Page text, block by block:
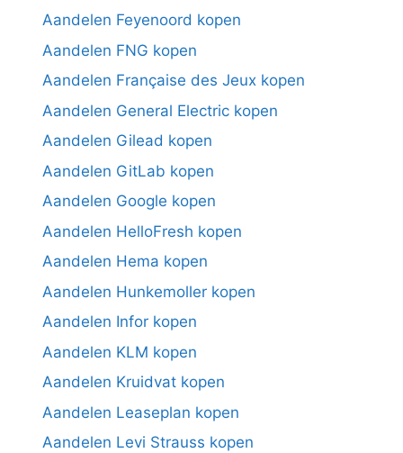
Aandelen Feyenoord kopen
Aandelen FNG kopen
Aandelen Française des Jeux kopen
Aandelen General Electric kopen
Aandelen Gilead kopen
Aandelen GitLab kopen
Aandelen Google kopen
Aandelen HelloFresh kopen
Aandelen Hema kopen
Aandelen Hunkemoller kopen
Aandelen Infor kopen
Aandelen KLM kopen
Aandelen Kruidvat kopen
Aandelen Leaseplan kopen
Aandelen Levi Strauss kopen